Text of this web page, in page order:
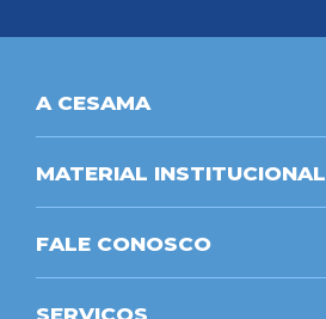
A CESAMA
MATERIAL INSTITUCIONAL
FALE CONOSCO
SERVIÇOS